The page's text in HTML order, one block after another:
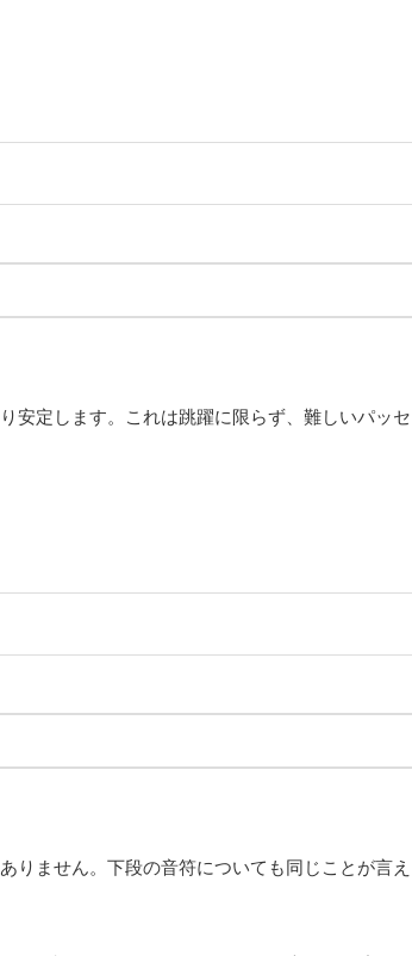
安定します。これは跳躍に限らず、難しいパッセ
りません。下段の音符についても同じことが言え